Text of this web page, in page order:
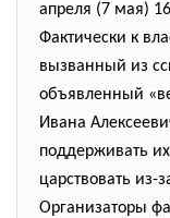
апреля (7 мая)
Фактически к
вызванный из
объявленный
Ивана
поддерживать
царствовать из-
Организаторы